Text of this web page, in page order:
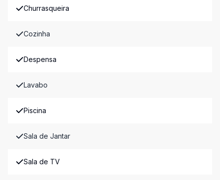
Churrasqueira
Cozinha
Despensa
Lavabo
Piscina
Sala de Jantar
Sala de TV